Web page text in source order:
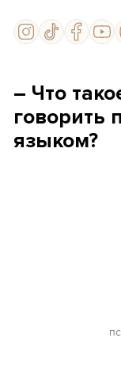
– Что
говорить
языком?